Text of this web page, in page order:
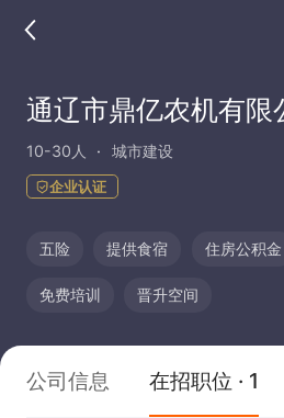
通辽市鼎亿农机有限
10-30人 城市建设
企业认证
五险 提供食宿 住房公积金
免费培训 晋升空间
公司信息 在招职位 · 1